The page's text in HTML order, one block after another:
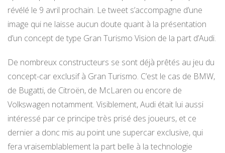
révélé le 9 avril prochain. Le tweet s’accompagne d’une
image qui ne laisse aucun doute quant à la présentation
d’un concept de type Gran Turismo Vision de la part d’Audi.
De nombreux constructeurs se sont déjà prêtés au jeu du
concept-car exclusif à Gran Turismo. C’est le cas de BMW,
de Bugatti, de Citroën, de McLaren ou encore de
Volkswagen notamment. Visiblement, Audi était lui aussi
intéressé par ce principe très prisé des joueurs, et ce
dernier a donc mis au point une supercar exclusive, qui
fera vraisemblablement la part belle à la technologie